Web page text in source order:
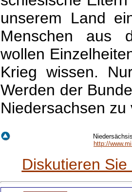
unserem Land
Menschen aus
wollen
Krieg wissen.
Werden der
Niedersachsen zu
http://
Diskutieren